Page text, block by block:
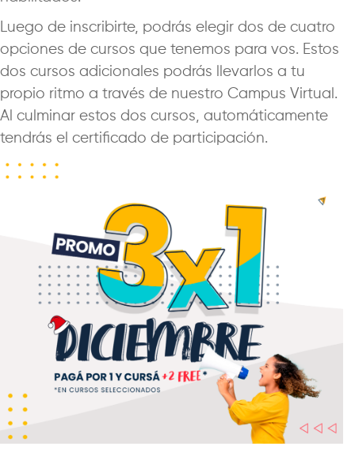
Luego de inscribirte, podrás elegir dos de cuatro
opciones de cursos que tenemos para vos. Estos
dos cursos adicionales podrás llevarlos a tu
propio ritmo a través de nuestro Campus Virtual.
Al culminar estos dos cursos, automáticamente
tendrás el certificado de participación.